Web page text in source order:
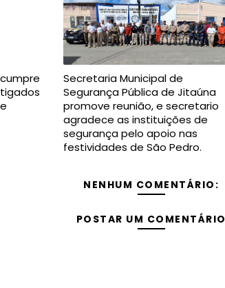
Secretaria Municipal de
Segurança Pública de Jitaúna
promove reunião, e secretario
agradece as instituições de
segurança pelo apoio nas
festividades de São Pedro.
NENHUM COMENTÁRIO:
POSTAR UM COMENTÁRIO